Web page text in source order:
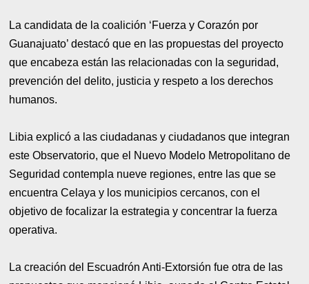
La candidata de la coalición ‘Fuerza y Corazón por
Guanajuato’ destacó que en las propuestas del proyecto
que encabeza están las relacionadas con la seguridad,
prevención del delito, justicia y respeto a los derechos
humanos.
Libia explicó a las ciudadanas y ciudadanos que integran
este Observatorio, que el Nuevo Modelo Metropolitano de
Seguridad contempla nueve regiones, entre las que se
encuentra Celaya y los municipios cercanos, con el
objetivo de focalizar la estrategia y concentrar la fuerza
operativa.
La creación del Escuadrón Anti-Extorsión fue otra de las